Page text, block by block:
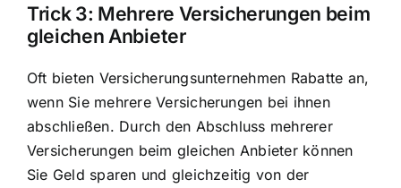
Trick 3: Mehrere Versicherungen beim
gleichen Anbieter
Oft bieten Versicherungsunternehmen Rabatte an,
wenn Sie mehrere Versicherungen bei ihnen
abschließen. Durch den Abschluss mehrerer
Versicherungen beim gleichen Anbieter können
Sie Geld sparen und gleichzeitig von der